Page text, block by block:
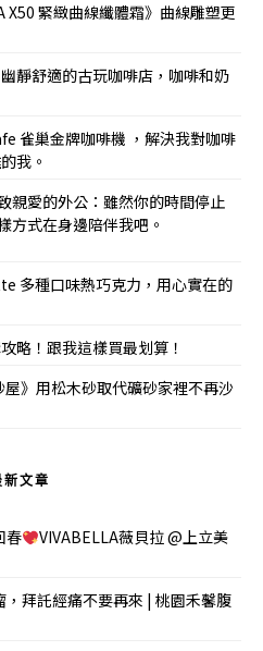
X50 緊緻曲線纖體霜》曲線雕塑更
靜舒適的古玩咖啡店，咖啡和奶
雀巢金牌咖啡機 ，解決我對咖啡
我。
親愛的外公：雖然你的時間停止
方式在身邊陪伴我吧。
多種口味熱巧克力，用心實在的
略！跟我這樣買最划算！
》用松木砂取代礦砂家裡不再沙
新文章
春
VIVABELLA薇貝拉 @上立美
拜託經痛不要再來 | 桃園禾馨腹